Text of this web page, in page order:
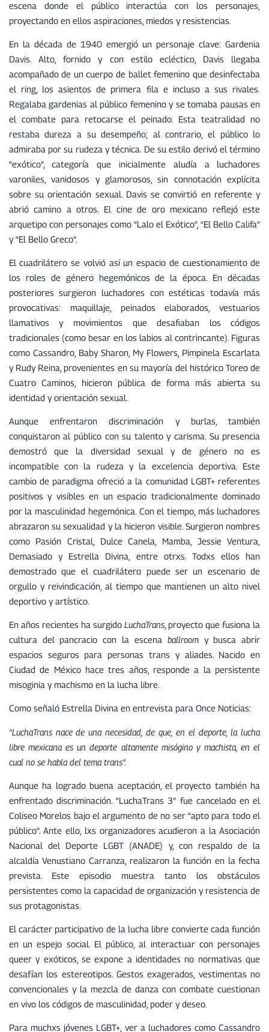
escena donde el público interactúa con los personajes,
proyectando en ellos aspiraciones, miedos y resistencias.
En la década de 1940 emergió un personaje clave: Gardenia
Davis. Alto, fornido y con estilo ecléctico, Davis llegaba
acompañado de un cuerpo de ballet femenino que desinfectaba
el ring, los asientos de primera fila e incluso a sus rivales.
Regalaba gardenias al público femenino y se tomaba pausas en
el combate para retocarse el peinado. Esta teatralidad no
restaba dureza a su desempeño; al contrario, el público lo
admiraba por su rudeza y técnica. De su estilo derivó el término
“exótico”, categoría que inicialmente aludía a luchadores
varoniles, vanidosos y glamorosos, sin connotación explícita
sobre su orientación sexual. Davis se convirtió en referente y
abrió camino a otros. El cine de oro mexicano reflejó este
arquetipo con personajes como “Lalo el Exótico”, “El Bello Califa”
y “El Bello Greco”.
El cuadrilátero se volvió así un espacio de cuestionamiento de
los roles de género hegemónicos de la época. En décadas
posteriores surgieron luchadores con estéticas todavía más
provocativas: maquillaje, peinados elaborados, vestuarios
llamativos y movimientos que desafiaban los códigos
tradicionales (como besar en los labios al contrincante). Figuras
como Cassandro, Baby Sharon, My Flowers, Pimpinela Escarlata
y Rudy Reina, provenientes en su mayoría del histórico Toreo de
Cuatro Caminos, hicieron pública de forma más abierta su
identidad y orientación sexual.
Aunque enfrentaron discriminación y burlas, también
conquistaron al público con su talento y carisma. Su presencia
demostró que la diversidad sexual y de género no es
incompatible con la rudeza y la excelencia deportiva. Este
cambio de paradigma ofreció a la comunidad LGBT+ referentes
positivos y visibles en un espacio tradicionalmente dominado
por la masculinidad hegemónica. Con el tiempo, más luchadores
abrazaron su sexualidad y la hicieron visible. Surgieron nombres
como Pasión Cristal, Dulce Canela, Mamba, Jessie Ventura,
Demasiado y Estrella Divina, entre otrxs. Todxs ellos han
demostrado que el cuadrilátero puede ser un escenario de
orgullo y reivindicación, al tiempo que mantienen un alto nivel
deportivo y artístico.
En años recientes ha surgidoLuchaTrans , proyecto que fusiona la
cultura del pancracio con la escena ballroomy busca abrir
espacios seguros para personas trans y aliades. Nacido en
Ciudad de México hace tres años, responde a la persistente
misoginia y machismo en la lucha libre.
Como señaló Estrella Divina en entrevista para Once Noticias:
“LuchaTrans nace de una necesidad, de que, en el deporte, la lucha
libre mexicana es un deporte altamente misógino y machista, en el
cual no se habla del tema trans”.
Aunque ha logrado buena aceptación, el proyecto también ha
enfrentado discriminación. “LuchaTrans 3” fue cancelado en el
Coliseo Morelos bajo el argumento de no ser “apto para todo el
público”. Ante ello, lxs organizadores acudieron a la Asociación
Nacional del Deporte LGBT (ANADE) y, con respaldo de la
alcaldía Venustiano Carranza, realizaron la función en la fecha
prevista. Este episodio muestra tanto los obstáculos
persistentes como la capacidad de organización y resistencia de
sus protagonistas.
El carácter participativo de la lucha libre convierte cada función
en un espejo social. El público, al interactuar con personajes
queer y exóticos, se expone a identidades no normativas que
desafían los estereotipos. Gestos exagerados, vestimentas no
convencionales y la mezcla de danza con combate cuestionan
en vivo los códigos de masculinidad, poder y deseo.
Para muchxs jóvenes LGBT+, ver a luchadores como Cassandro